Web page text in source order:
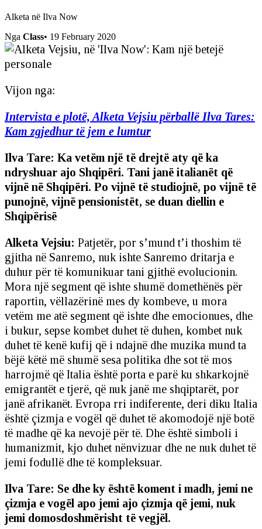
Alketa në Ilva Now
Nga Class• 19 February 2020
Vijon nga:
Intervista e plotë, Alketa Vejsiu përballë Ilva Tares:
Kam zgjedhur të jem e lumtur
Ilva Tare: Ka vetëm një të drejtë aty që ka
ndryshuar ajo Shqipëri. Tani janë italianët që
vijnë në Shqipëri. Po vijnë të studiojnë, po vijnë të
punojnë, vijnë pensionistët, se duan diellin e
Shqipërisë
Alketa Vejsiu: Patjetër, por s’mund t’i thoshim të
gjitha në Sanremo, nuk ishte Sanremo dritarja e
duhur për të komunikuar tani gjithë evolucionin.
Mora një segment që ishte shumë domethënës për
raportin, vëllazërinë mes dy kombeve, u mora
vetëm me atë segment që ishte dhe emocionues, dhe
i bukur, sepse kombet duhet të duhen, kombet nuk
duhet të kenë kufij që i ndajnë dhe muzika mund ta
bëjë këtë më shumë sesa politika dhe sot të mos
harrojmë që Italia është porta e parë ku shkarkojnë
emigrantët e tjerë, që nuk janë me shqiptarët, por
janë afrikanët. Evropa rri indiferente, deri diku Italia
është çizmja e vogël që duhet të akomodojë një botë
të madhe që ka nevojë për të. Dhe është simboli i
humanizmit, kjo duhet nënvizuar dhe ne nuk duhet të
jemi fodullë dhe të kompleksuar.
Ilva Tare: Se dhe ky është koment i madh, jemi ne
çizmja e vogël apo jemi ajo çizmja që jemi, nuk
jemi domosdoshmërisht të vegjël.